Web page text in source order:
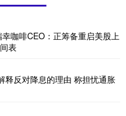
咖啡CEO：正筹备重启美股上
表
释反对降息的理由 称担忧通胀